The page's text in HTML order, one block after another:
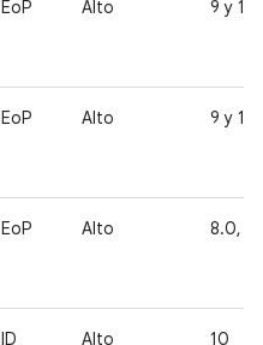
EoP Alto 9 y 10
EoP Alto 9 y 10
EoP Alto 8.0,
ID Alto 10